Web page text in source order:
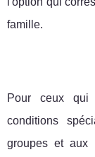
famille.
Pour ceux qui
conditions
groupes et aux